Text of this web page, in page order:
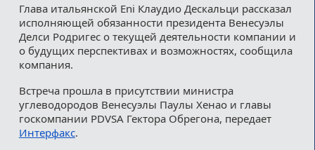
Контакты
Глава итальянской Eni Клаудио Дескальци рассказал
исполняющей обязанности президента Венесуэлы
Делси Родригес о текущей деятельности компании и
о будущих перспективах и возможностях, сообщила
компания.
Встреча прошла в присутствии министра
углеводородов Венесуэлы Паулы Хенао и главы
госкомпании PDVSA Гектора Обрегона, передает
Интерфакс.